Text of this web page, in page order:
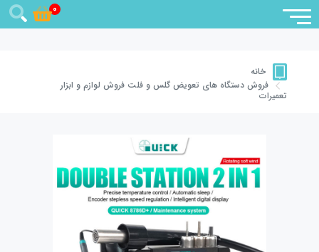
0
خانه
فروش دستگاه های تعویض گلس و فلت فروش لوازم و ابزار
تعمیرات